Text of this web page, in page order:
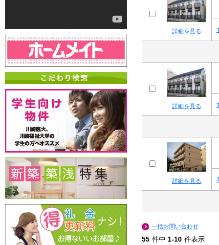
詳細を見る
詳細を見る
詳細を見る
一括お問い合わせ
55 件中 1-10 件表示